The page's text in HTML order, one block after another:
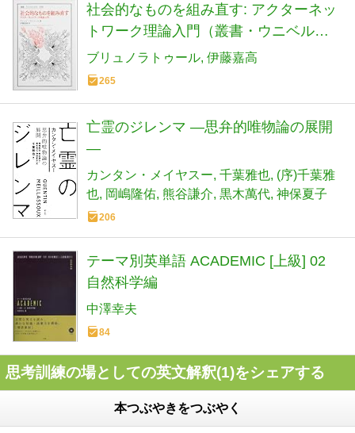
社会的なものを組み直す: アクターネッ
トワーク理論入門（叢書・ウニベルシ
タス） (叢書・ウニベルシタス 1090)
ブリュノラトゥール 伊藤嘉高
265
亡霊のジレンマ ―思弁的唯物論の展開
―
カンタン・メイヤスー 千葉雅也 (序)千葉雅
也 岡嶋隆佑 熊谷謙介 黒木萬代 神保夏子
206
テーマ別英単語 ACADEMIC [上級] 02
自然科学編
中澤幸夫
84
思考訓練の場としての英文解釈(1)をシェアする
本つぶやきをつぶやく